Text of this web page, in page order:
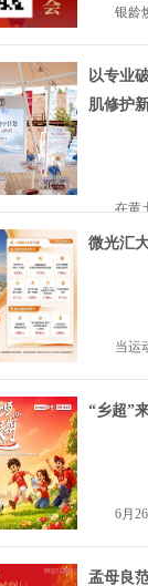
银龄
以专业
肌修护
在黄
微光汇
当运
“乡超”
6月
孟母良